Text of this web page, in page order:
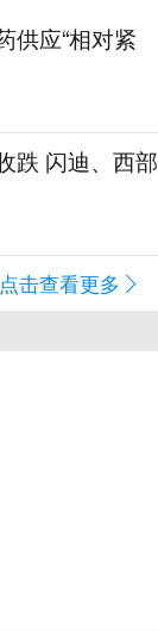
供应“相对紧
跌 闪迪、西部
点击查看更多